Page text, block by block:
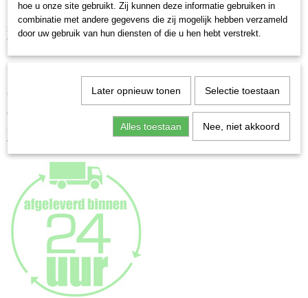
Afmetingen (l,b,h)
20 x 15 x 0,80 cm
Formaten vanaf 28x35 cm. zijn voorzien van 2 jumbo ophanghaken voor
zowel staand als liggend ophangen
Verkrijgbaar in vele formaten
Let op!
Randloze fotolijsten zijn niet geschikt voor gebruik met een passe-partout
Géén standaard!
Verkrijgbaar in 2 uitvoeringen:
met antireflex glas en normaal (helder) glas
Voorzien van helder, gewassen glas
hoe u onze site gebruikt. Zij kunnen deze informatie gebruiken in
combinatie met andere gegevens die zij mogelijk hebben verzameld
door uw gebruik van hun diensten of die u hen hebt verstrekt.
Later opnieuw tonen Selectie toestaan
Alles toestaan Nee, niet akkoord